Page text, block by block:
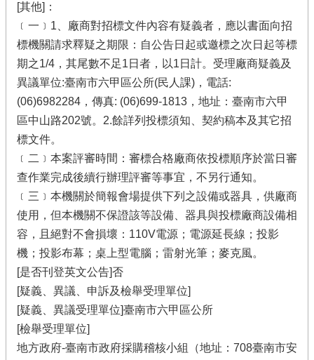
[其他]：
﹝一﹞1、廠商對招標文件內容有疑義者，應以書面向招
標機關請求釋疑之期限：自公告日起或邀標之次日起等標
期之1/4，其尾數不足1日者，以1日計。受理廠商疑義及
異議單位:臺南市六甲區公所(民人課)，電話:
(06)6982284，傳真: (06)699-1813，地址：臺南市六甲
區中山路202號。2.餘詳列投標須知、契約稿本及其它招
標文件。
﹝二﹞本案評審時間：審標合格廠商依投標順序於當日審
查作業完成後續行辦理評審等事宜，不另行通知。
﹝三﹞本機關於簡報會場提供下列之設備或器具，供廠商
使用，但本機關不保證該等設備、器具與投標廠商設備相
容，且絕對不會損壞：110V電源；電源延長線；投影
機；投影布幕；桌上型電腦；雷射光筆；麥克風。
[是否刊登英文公告]否
[疑義、異議、申訴及檢舉受理單位]
[疑義、異議受理單位]臺南市六甲區公所
[檢舉受理單位]
地方政府-臺南市政府採購稽核小組（地址：708臺南市安